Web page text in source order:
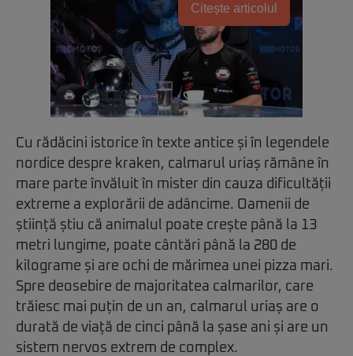
Citește articolul
Cu rădăcini istorice în texte antice și în legendele
nordice despre kraken, calmarul uriaș rămâne în
mare parte învăluit în mister din cauza dificultății
extreme a explorării de adâncime. Oamenii de
știință știu că animalul poate crește până la 13
metri lungime, poate cântări până la 280 de
kilograme și are ochi de mărimea unei pizza mari.
Spre deosebire de majoritatea calmarilor, care
trăiesc mai puțin de un an, calmarul uriaș are o
durată de viață de cinci până la șase ani și are un
sistem nervos extrem de complex.